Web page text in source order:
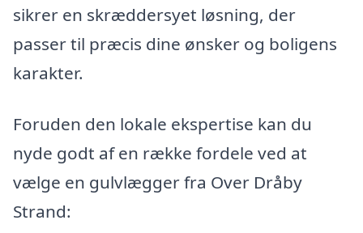
sikrer en skræddersyet løsning, der
passer til præcis dine ønsker og boligens
karakter.
Foruden den lokale ekspertise kan du
nyde godt af en række fordele ved at
vælge en gulvlægger fra Over Dråby
Strand: